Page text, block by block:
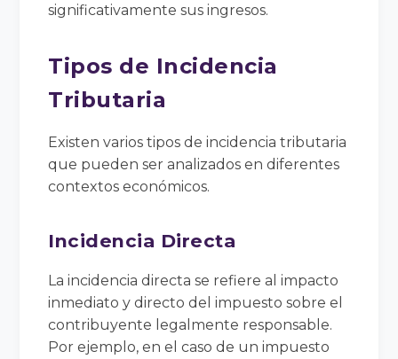
significativamente sus ingresos.
Tipos de Incidencia
Tributaria
Existen varios tipos de incidencia tributaria
que pueden ser analizados en diferentes
contextos económicos.
Incidencia Directa
La incidencia directa se refiere al impacto
inmediato y directo del impuesto sobre el
contribuyente legalmente responsable.
Por ejemplo, en el caso de un impuesto